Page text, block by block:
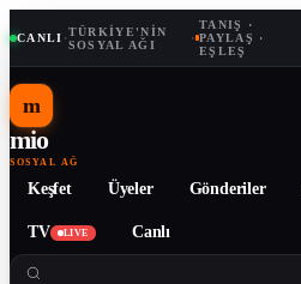
CANLI ·TÜRKIYE'NIN
SOSYAL AĞI
·
TANIŞ ·
PAYLAŞ ·
EŞLEŞ
m
mio
SOSYAL AĞ
Keşfet Üyeler Gönderiler
TV LIVE Canlı